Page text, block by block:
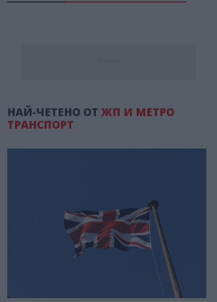
НАЙ-ЧЕТЕНО ОТ ЖП И МЕТРО
ТРАНСПОРТ